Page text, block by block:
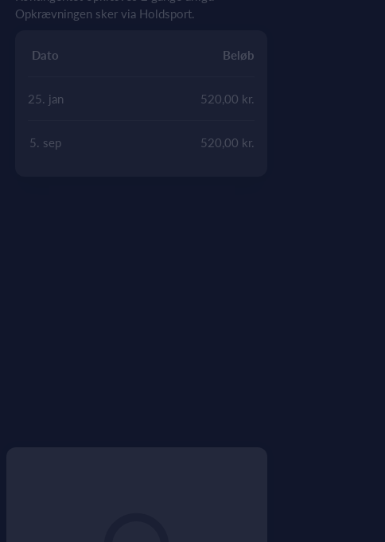
Opkrævningen sker via Holdsport.
Dato Beløb
25. jan 520,00 kr.
5. sep 520,00 kr.